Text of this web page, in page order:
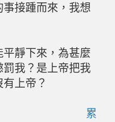
接踵而來，我想
靜下來，為甚麼
我？是上帝把我
上帝？
累